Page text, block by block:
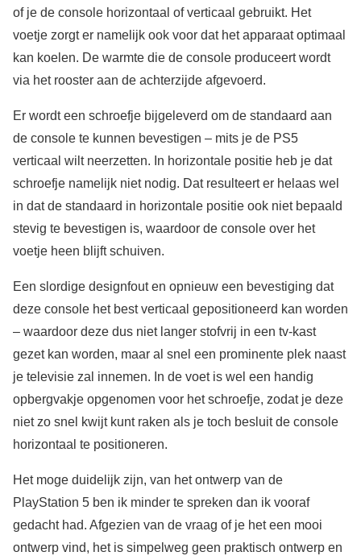
of je de console horizontaal of verticaal gebruikt. Het
voetje zorgt er namelijk ook voor dat het apparaat optimaal
kan koelen. De warmte die de console produceert wordt
via het rooster aan de achterzijde afgevoerd.
Er wordt een schroefje bijgeleverd om de standaard aan
de console te kunnen bevestigen – mits je de PS5
verticaal wilt neerzetten. In horizontale positie heb je dat
schroefje namelijk niet nodig. Dat resulteert er helaas wel
in dat de standaard in horizontale positie ook niet bepaald
stevig te bevestigen is, waardoor de console over het
voetje heen blijft schuiven.
Een slordige designfout en opnieuw een bevestiging dat
deze console het best verticaal gepositioneerd kan worden
– waardoor deze dus niet langer stofvrij in een tv-kast
gezet kan worden, maar al snel een prominente plek naast
je televisie zal innemen. In de voet is wel een handig
opbergvakje opgenomen voor het schroefje, zodat je deze
niet zo snel kwijt kunt raken als je toch besluit de console
horizontaal te positioneren.
Het moge duidelijk zijn, van het ontwerp van de
PlayStation 5 ben ik minder te spreken dan ik vooraf
gedacht had. Afgezien van de vraag of je het een mooi
ontwerp vind, het is simpelweg geen praktisch ontwerp en